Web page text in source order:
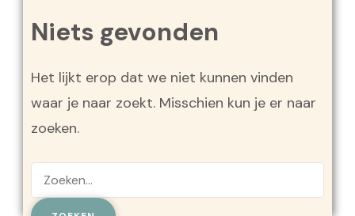
Niets gevonden
Het lijkt erop dat we niet kunnen vinden
waar je naar zoekt. Misschien kun je er naar
zoeken.
Zoeken
naar: